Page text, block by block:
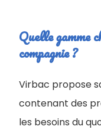
Quelle gamme
compagnie ?
Virbac propose
contenant des
les besoins du